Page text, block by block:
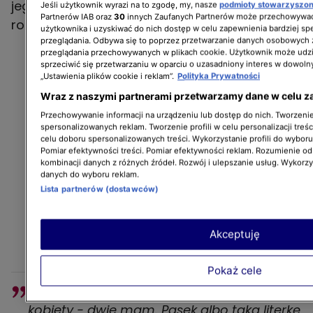
jego gusta najlepiej wpisują się standardowe
rozwiązania.
Jeśli użytkownik wyrazi na to zgodę, my, nasze podmioty
Partnerów IAB oraz 30 innych Zaufanych Partnerów może
użytkownika i uzyskiwać do nich dostęp w celu zapewnienia bardziej
przeglądania. Odbywa się to poprzez przetwarzanie danych osobowych
przeglądania przechowywanych w plikach cookie. Użytkownik może
sprzeciwić się przetwarzaniu w oparciu o uzasadniony interes w
„Ustawienia plików cookie i reklam”. Polityka Prywatności
Wraz z naszymi partnerami przetwarzamy dane w celu
Przechowywanie informacji na urządzeniu lub dostęp do nich.
spersonalizowanych reklam. Tworzenie profili w celu personalizacji
celu doboru spersonalizowanych treści. Wykorzystanie profili do
Pomiar efektywności treści. Pomiar efektywności reklam. Rozumienie
kombinacji danych z różnych źródeł. Rozwój i ulepszanie usług.
danych do wyboru reklam.
Lista partnerów (dostawców)
Pokaż cele
Akceptuję